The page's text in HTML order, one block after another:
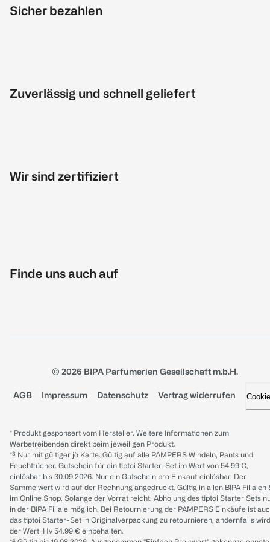
Sicher bezahlen
Zuverlässig und schnell geliefert
Wir sind zertifiziert
Finde uns auch auf
© 2026 BIPA Parfumerien Gesellschaft m.b.H.
AGB Impressum Datenschutz Vertrag widerrufen
* Produkt gesponsert vom Hersteller. Weitere Informationen zum
Werbetreibenden direkt beim jeweiligen Produkt.
*³ Nur mit gültiger jö Karte. Gültig auf alle PAMPERS Windeln, Pants und
Feuchttücher. Gutschein für ein tiptoi Starter-Set im Wert von 54.99 €,
einlösbar bis 30.09.2026. Nur ein Gutschein pro Einkauf einlösbar. Der
Sammelwert wird auf der Rechnung angedruckt. Gültig in allen BIPA Filialen
im Online Shop. Solange der Vorrat reicht. Abholung des tiptoi Starter Sets
in der BIPA Filiale möglich. Bei Retournierung der PAMPERS Einkäufe ist
das tiptoi Starter-Set in Originalverpackung zu retournieren, andernfalls wird
der Wert iHv 54.99 € einbehalten.